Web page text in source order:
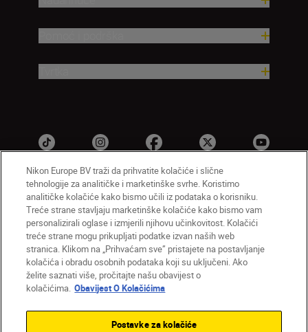
HR Nikon Sites
Obratite nam se
Obavijest o zaštiti privatnosti
Uvjeti upotrebe
Obavijest o kolačićima
Postavke kolačića
© 2026 Nikon
Back to top
Nikon Europe BV traži da prihvatite kolačiće i slične
tehnologije za analitičke i marketinške svrhe. Koristimo
analitičke kolačiće kako bismo učili iz podataka o korisniku.
Treće strane stavljaju marketinške kolačiće kako bismo vam
personalizirali oglase i izmjerili njihovu učinkovitost. Kolačići
treće strane mogu prikupljati podatke izvan naših web
stranica. Klikom na „Prihvaćam sve” pristajete na postavljanje
kolačića i obradu osobnih podataka koji su uključeni. Ako
želite saznati više, pročitajte našu obavijest o
kolačićima. Obavijest O Kolačićima
Postavke za kolačiće